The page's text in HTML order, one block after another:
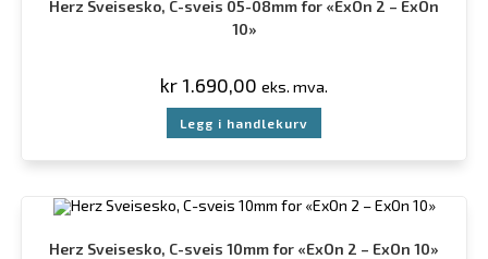
Herz Sveisesko, C-sveis 05-08mm for «ExOn 2 – ExOn
10»
kr 1.690,00 eks. mva.
Legg i handlekurv
Herz Sveisesko, C-sveis 10mm for «ExOn 2 – ExOn 10»